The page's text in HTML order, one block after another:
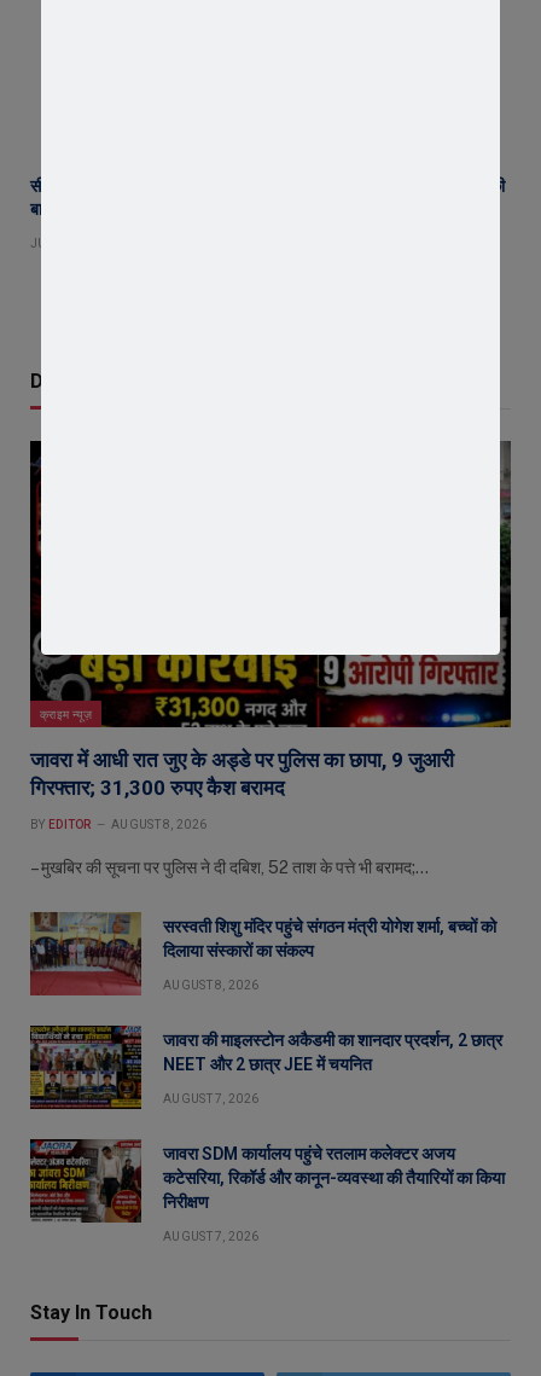
सीबीएसई क्लस्टर-12 बास्केटबॉल चैंपियनशिप के लिए महावीर जैन नेशनल स्कूल की
बालिका टीम भोपाल रवाना
JULY 30, 2026
Don't Miss
क्राइम न्यूज़
जावरा में आधी रात जुए के अड्डे पर पुलिस का छापा, 9 जुआरी
गिरफ्तार; 31,300 रुपए कैश बरामद
BY EDITOR AUGUST 8, 2026
– मुखबिर की सूचना पर पुलिस ने दी दबिश, 52 ताश के पत्ते भी बरामद;…
सरस्वती शिशु मंदिर पहुंचे संगठन मंत्री योगेश शर्मा, बच्चों को
दिलाया संस्कारों का संकल्प
AUGUST 8, 2026
जावरा की माइलस्टोन अकैडमी का शानदार प्रदर्शन, 2 छात्र
NEET और 2 छात्र JEE में चयनित
AUGUST 7, 2026
जावरा SDM कार्यालय पहुंचे रतलाम कलेक्टर अजय
कटेसरिया, रिकॉर्ड और कानून-व्यवस्था की तैयारियों का किया
निरीक्षण
AUGUST 7, 2026
Stay In Touch